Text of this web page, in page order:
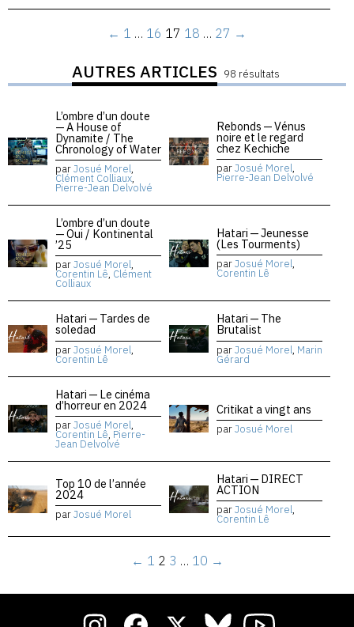
← 1 … 16 17 18 … 27 →
AUTRES ARTICLES 98 résultats
L’ombre d’un doute
— A House of
Dynamite / The
Chronology of Water
parJosué Morel,
Clément Colliaux,
Pierre-Jean Delvolvé
Rebonds — Vénus
noire et le regard
chez Kechiche
parJosué Morel,
Pierre-Jean Delvolvé
L’ombre d’un doute
— Oui / Kontinental
’25
parJosué Morel,
Corentin Lê, Clément
Colliaux
Hatari — Jeunesse
(Les Tourments)
parJosué Morel,
Corentin Lê
Hatari — Tardes de
soledad
parJosué Morel,
Corentin Lê
Hatari — The
Brutalist
parJosué Morel, Marin
Gérard
Hatari — Le cinéma
d’horreur en 2024
parJosué Morel,
Corentin Lê, Pierre-
Jean Delvolvé
Critikat a vingt ans
parJosué Morel
Top 10 de l’année
2024
parJosué Morel
Hatari — DIRECT
ACTION
parJosué Morel,
Corentin Lê
← 1 2 3 … 10 →